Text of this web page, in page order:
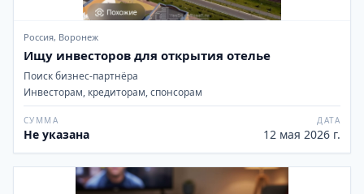
Россия, Воронеж
Ищу инвесторов для открытия отелье
Поиск бизнес-партнёра
Инвесторам, кредиторам, спонсорам
СУММА
Не указана
ДАТА
12 мая 2026 г.